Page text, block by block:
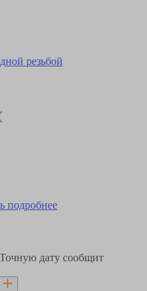
подробнее
дату сообщит